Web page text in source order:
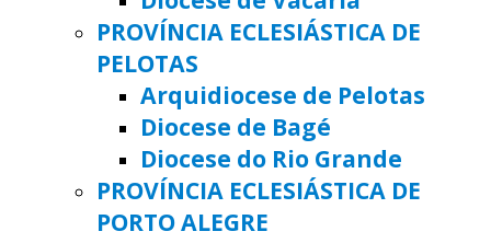
PROVÍNCIA ECLESIÁSTICA DE
PELOTAS
Arquidiocese de Pelotas
Diocese de Bagé
Diocese do Rio Grande
PROVÍNCIA ECLESIÁSTICA DE
PORTO ALEGRE